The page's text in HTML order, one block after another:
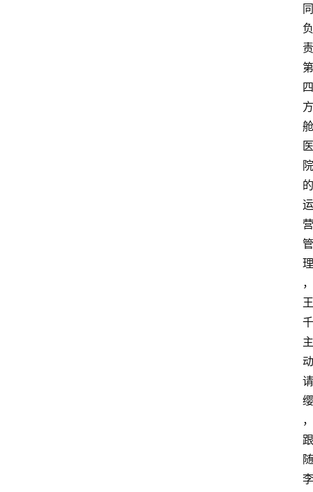
同
负
责
第
四
方
舱
医
院
的
运
营
管
理
，
王
千
主
动
请
缨
，
跟
随
李